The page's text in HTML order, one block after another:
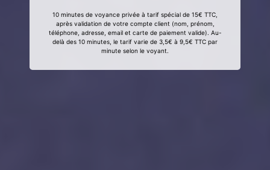
10 minutes de voyance privée à tarif spécial de 15€ TTC,
après validation de votre compte client (nom, prénom,
téléphone, adresse, email et carte de paiement valide). Au-
delà des 10 minutes, le tarif varie de 3,5€ à 9,5€ TTC par
minute selon le voyant.